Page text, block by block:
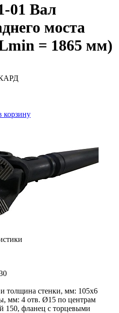
01 Вал
моста
= 1865 мм)
корзину
толщина стенки, мм: 105х6
мм: 4 отв. Ø15 по центрам
150, фланец с торцевыми